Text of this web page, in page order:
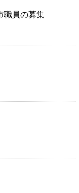
員の募集